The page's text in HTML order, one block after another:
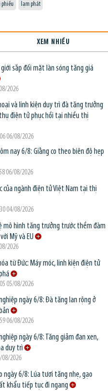
lạm phát
XEM NHIỀU
giới sắp đối mặt làn sóng tăng giá
2026
và linh kiện duy trì đà tăng trưởng
điện tử phục hồi tại nhiều thị
06/08/2026
nay 6/8: Giằng co theo biên độ hẹp
06/08/2026
của ngành điện tử Việt Nam tại thị
04/08/2026
mô hình tăng trưởng trước thềm đàm
Mỹ và EU
2026
từ Đức: Máy móc, linh kiện điện tử
05/08/2026
ngày 6/8: Đà tăng lan rộng ở
06/08/2026
ngày 6/8: Tăng giảm đan xen,
duy trì
08/2026
ngày 6/8: Lúa tươi tăng nhẹ, gạo
khẩu tiếp tục đi ngang